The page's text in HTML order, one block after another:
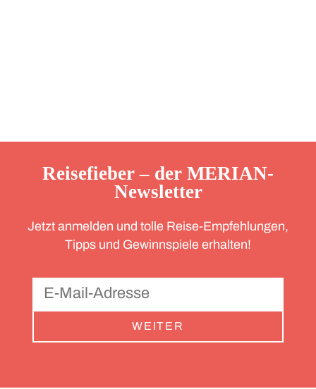
Reisefieber – der MERIAN-
Newsletter
Jetzt anmelden und tolle Reise-Empfehlungen,
Tipps und Gewinnspiele erhalten!
WEITER